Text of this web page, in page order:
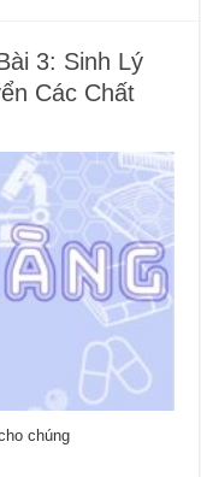
3: Sinh Lý
Các Chất
chúng